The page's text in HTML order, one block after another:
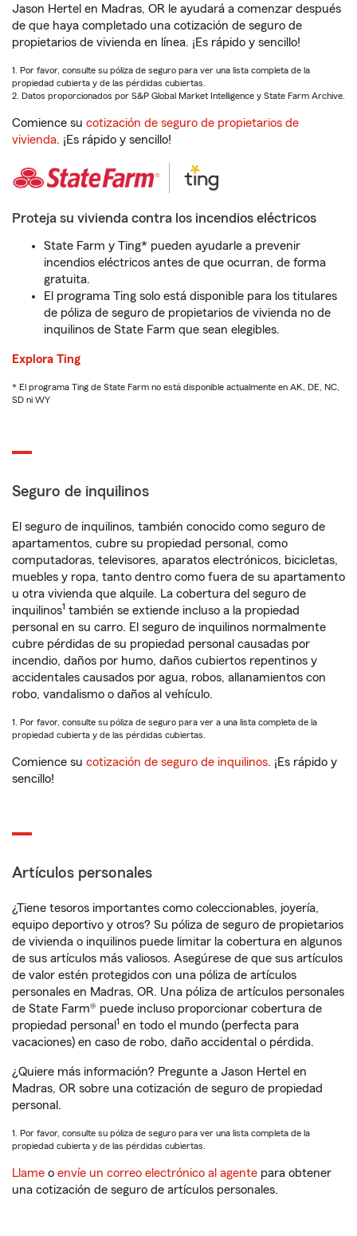
Jason Hertel en Madras, OR le ayudará a comenzar después
de que haya completado una cotización de seguro de
propietarios de vivienda en línea. ¡Es rápido y sencillo!
1. Por favor, consulte su póliza de seguro para ver una lista completa de la
propiedad cubierta y de las pérdidas cubiertas.
2. Datos proporcionados por S&P Global Market Intelligence y State Farm Archive.
Comience su cotización de seguro de propietarios de
vivienda. ¡Es rápido y sencillo!
Proteja su vivienda contra los incendios eléctricos
State Farm y Ting* pueden ayudarle a prevenir
incendios eléctricos antes de que ocurran, de forma
gratuita.
El programa Ting solo está disponible para los titulares
de póliza de seguro de propietarios de vivienda no de
inquilinos de State Farm que sean elegibles.
Explora Ting
* El programa Ting de State Farm no está disponible actualmente en AK, DE, NC,
SD ni WY
Seguro de inquilinos
El seguro de inquilinos, también conocido como seguro de
apartamentos, cubre su propiedad personal, como
computadoras, televisores, aparatos electrónicos, bicicletas,
muebles y ropa, tanto dentro como fuera de su apartamento
u otra vivienda que alquile. La cobertura del seguro de
inquilinos1 también se extiende incluso a la propiedad
personal en su carro. El seguro de inquilinos normalmente
cubre pérdidas de su propiedad personal causadas por
incendio, daños por humo, daños cubiertos repentinos y
accidentales causados por agua, robos, allanamientos con
robo, vandalismo o daños al vehículo.
1. Por favor, consulte su póliza de seguro para ver a una lista completa de la
propiedad cubierta y de las pérdidas cubiertas.
Comience su cotización de seguro de inquilinos. ¡Es rápido y
sencillo!
Artículos personales
¿Tiene tesoros importantes como coleccionables, joyería,
equipo deportivo y otros? Su póliza de seguro de propietarios
de vivienda o inquilinos puede limitar la cobertura en algunos
de sus artículos más valiosos. Asegúrese de que sus artículos
de valor estén protegidos con una póliza de artículos
personales en Madras, OR. Una póliza de artículos personales
de State Farm® puede incluso proporcionar cobertura de
propiedad personal 1 en todo el mundo (perfecta para
vacaciones) en caso de robo, daño accidental o pérdida.
¿Quiere más información? Pregunte a Jason Hertel en
Madras, OR sobre una cotización de seguro de propiedad
personal.
1. Por favor, consulte su póliza de seguro para ver una lista completa de la
propiedad cubierta y de las pérdidas cubiertas.
Llame o envíe un correo electrónico al agente para obtener
una cotización de seguro de artículos personales.